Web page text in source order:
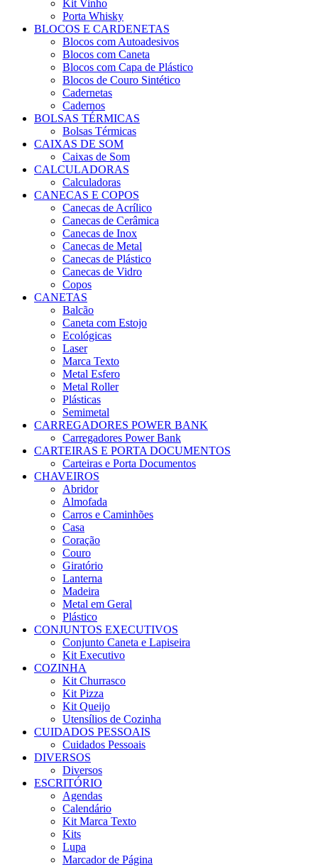
Kit Vinho
Porta Whisky
BLOCOS E CARDENETAS
Blocos com Autoadesivos
Blocos com Caneta
Blocos com Capa de Plástico
Blocos de Couro Sintético
Cadernetas
Cadernos
BOLSAS TÉRMICAS
Bolsas Térmicas
CAIXAS DE SOM
Caixas de Som
CALCULADORAS
Calculadoras
CANECAS E COPOS
Canecas de Acrílico
Canecas de Cerâmica
Canecas de Inox
Canecas de Metal
Canecas de Plástico
Canecas de Vidro
Copos
CANETAS
Balcão
Caneta com Estojo
Ecológicas
Laser
Marca Texto
Metal Esfero
Metal Roller
Plásticas
Semimetal
CARREGADORES POWER BANK
Carregadores Power Bank
CARTEIRAS E PORTA DOCUMENTOS
Carteiras e Porta Documentos
CHAVEIROS
Abridor
Almofada
Carros e Caminhões
Casa
Coração
Couro
Giratório
Lanterna
Madeira
Metal em Geral
Plástico
CONJUNTOS EXECUTIVOS
Conjunto Caneta e Lapiseira
Kit Executivo
COZINHA
Kit Churrasco
Kit Pizza
Kit Queijo
Utensílios de Cozinha
CUIDADOS PESSOAIS
Cuidados Pessoais
DIVERSOS
Diversos
ESCRITÓRIO
Agendas
Calendário
Kit Marca Texto
Kits
Lupa
Marcador de Página